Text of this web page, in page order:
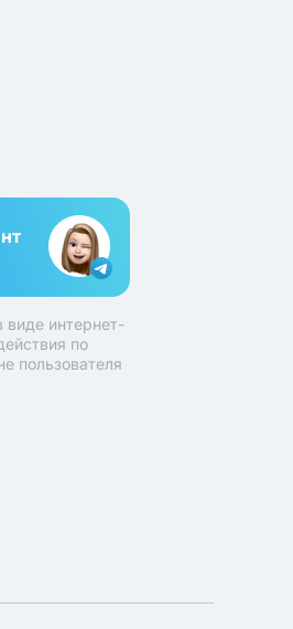
виде интернет-
по
пользователя